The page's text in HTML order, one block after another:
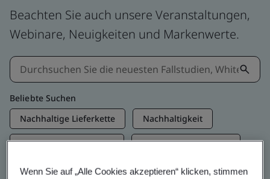
Beachten Sie auch unsere Veranstaltungen,
Webinare, Neuigkeiten und Markenwerte.
Beliebte Suchen
Nachhaltige Lieferkette
Nachhaltigkeit
Informationssicherheit Künstliche Intelligenz
Net Zero
Wenn Sie auf „Alle Cookies akzeptieren“ klicken, stimmen